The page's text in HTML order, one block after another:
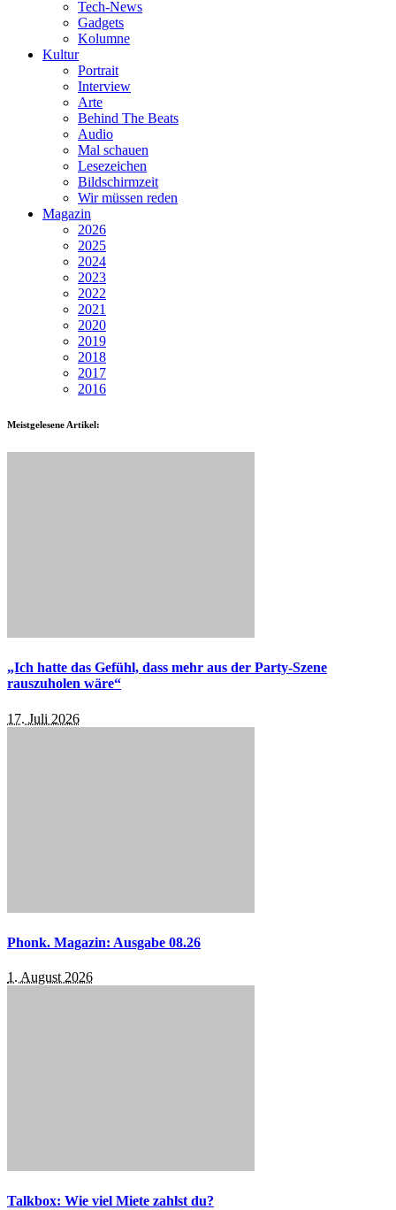
Tech-News
Gadgets
Kolumne
Kultur
Portrait
Interview
Arte
Behind The Beats
Audio
Mal schauen
Lesezeichen
Bildschirmzeit
Wir müssen reden
Magazin
2026
2025
2024
2023
2022
2021
2020
2019
2018
2017
2016
Meistgelesene Artikel:
„Ich hatte das Gefühl, dass mehr aus der Party-Szene
rauszuholen wäre“
17. Juli 2026
Phonk. Magazin: Ausgabe 08.26
1. August 2026
Talkbox: Wie viel Miete zahlst du?